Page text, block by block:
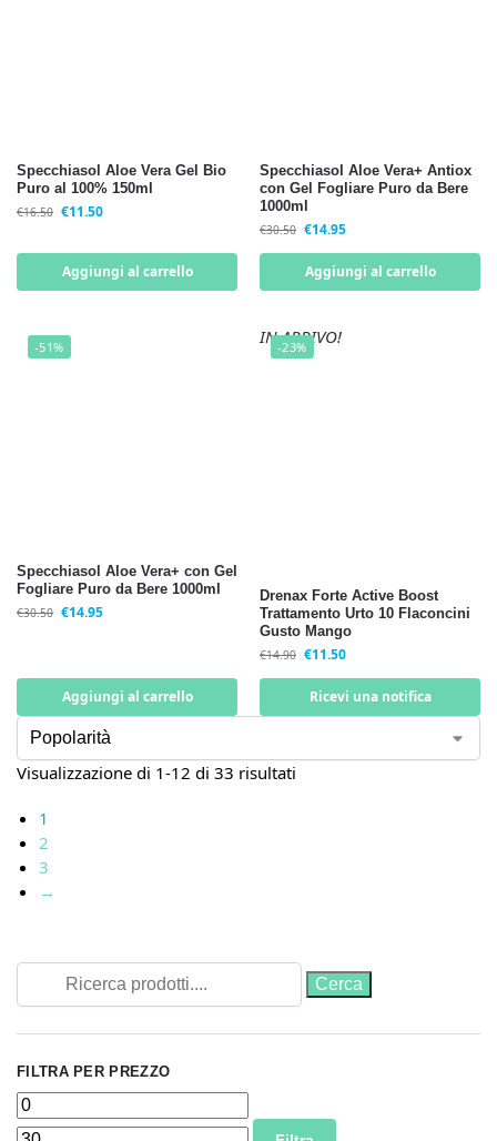
Specchiasol Aloe Vera Gel Bio
Puro al 100% 150ml
€16.50 €11.50
Aggiungi al carrello
Specchiasol Aloe Vera+ Antiox
con Gel Fogliare Puro da Bere
1000ml
€30.50 €14.95
Aggiungi al carrello
-51%
Specchiasol Aloe Vera+ con Gel
Fogliare Puro da Bere 1000ml
€30.50 €14.95
Aggiungi al carrello
-23%
IN ARRIVO!
Drenax Forte Active Boost
Trattamento Urto 10 Flaconcini
Gusto Mango
€14.90 €11.50
Ricevi una notifica
Visualizzazione di 1-12 di 33 risultati
1
2
3
→
FILTRA PER PREZZO